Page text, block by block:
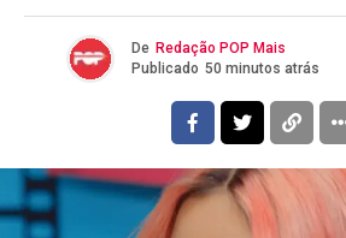
De Redação POP Mais
Publicado 50 minutos atrás